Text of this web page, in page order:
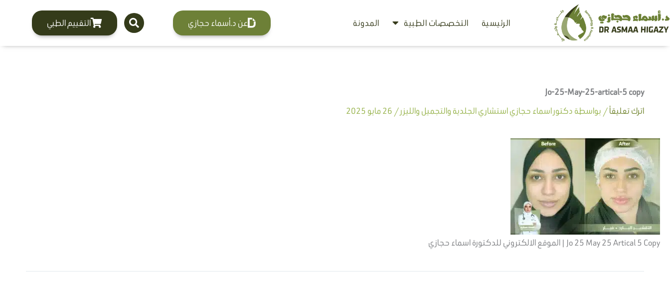
تخطي
إلى
الرئيسية التخصصات الطبية المدونة عن د.أسماء حجازي التقييم الطبي
Jo-25-May-25-artical-5 copy
اترك تعليقاً/ بواسطة دكتور اسماء حجازي استشاري الجلدية والتجميل والليزر/ 26 مايو 2025
Jo 25 May 25 Artical 5 Copy | الموقع الالكتروني للدكتورة اسماء حجازي